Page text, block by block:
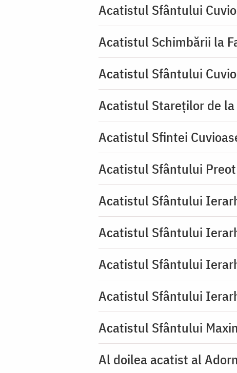
Acatistul Sfântului
Acatistul Schimbării la
Acatistul Sfântului
Acatistul Stareţilor de
Acatistul Sfintei
Acatistul Sfântului
Acatistul Sfântului
Acatistul Sfântului
Acatistul Sfântului
Acatistul Sfântului
Acatistul Sfântului
Al doilea acatist al